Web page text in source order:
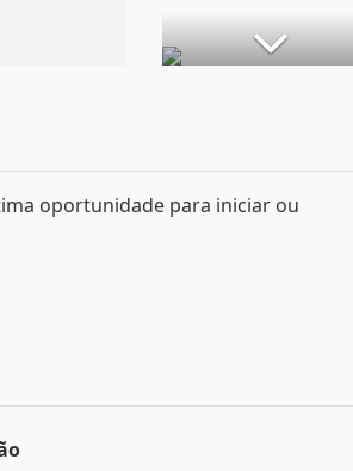
oportunidade para iniciar ou